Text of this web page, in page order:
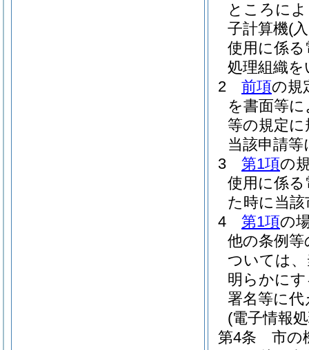
ところに
子計算機(
使用に係
処理組織を
2
前項の規
を書面等
等の規定
当該申請
3
第1項の
使用に係
た時に当
4
第1項の
他の条例
ついては
明らかに
署名等に
(電子情報
第4条
市の